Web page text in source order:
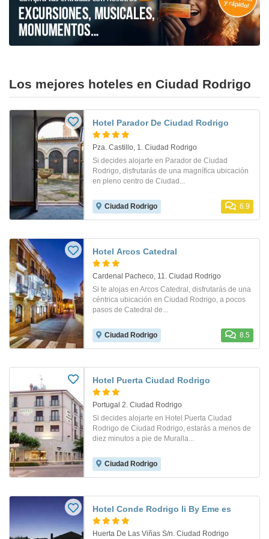
Los mejores hoteles en Ciudad Rodrigo
Hotel Parador De Ciudad Rodrigo
Pza. Castillo, 1. Ciudad Rodrigo
Si decides alojarte en Parador de Ciudad
Rodrigo, disfrutarás de una magnífica ubicación
en pleno centro de Ciudad...
Ciudad Rodrigo 6.9
Hotel Arcos Catedral
Cardenal Pacheco, 11. Ciudad Rodrigo
Si te alojas en Arcos Catedral, disfrutarás de una
céntrica ubicación en Ciudad Rodrigo, a pocos
pasos de Catedral de...
Ciudad Rodrigo 8.5
Hotel Puerta Ciudad Rodrigo
Portugal 2. Ciudad Rodrigo
Si decides alojarte en Hotel Puerta Ciudad
Rodrigo de Ciudad Rodrigo, estarás a menos de
diez minutos a pie de Muralla...
Ciudad Rodrigo
Hotel Conde Rodrigo Ii By Eme es
Huerta De Las Viñas S/n. Ciudad Rodrigo